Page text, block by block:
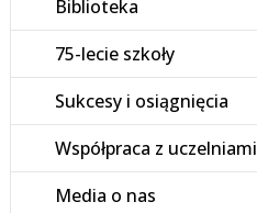
Biblioteka
75-lecie szkoły
Sukcesy i osiągnięcia
Współpraca z uczelniami
Media o nas